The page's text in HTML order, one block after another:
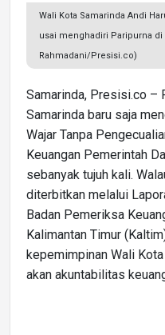
Wali Kota Samarinda Andi
usai menghadiri Paripurna di
Rahmadani/Presisi.co)
Samarinda, Presisi.co –
Samarinda baru saja
Wajar Tanpa
Keuangan Pemerintah
sebanyak tujuh kali.
diterbitkan melalui
Badan Pemeriksa
Kalimantan Timur
kepemimpinan Wali
akan akuntabilitas